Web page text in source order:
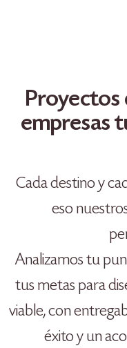
Proyectos
empresas
Cada destino y
eso
Analizamos tu
tus metas para
viable, con
éxito y un